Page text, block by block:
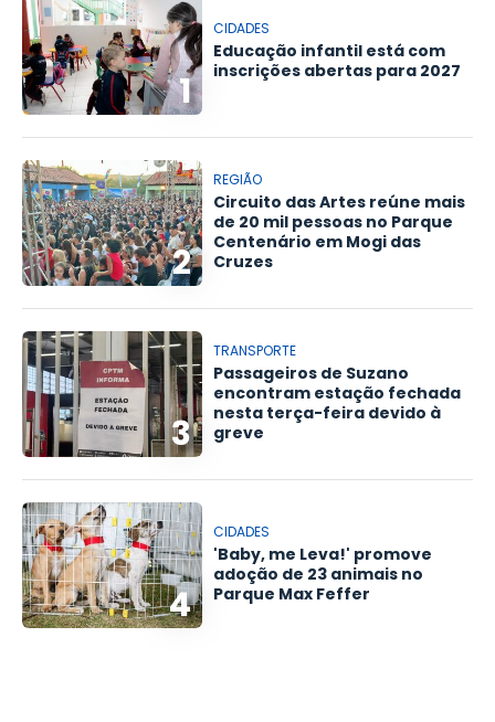
1
CIDADES
Educação infantil está com
inscrições abertas para 2027
2
REGIÃO
Circuito das Artes reúne mais
de 20 mil pessoas no Parque
Centenário em Mogi das
Cruzes
3
TRANSPORTE
Passageiros de Suzano
encontram estação fechada
nesta terça-feira devido à
greve
4
CIDADES
'Baby, me Leva!' promove
adoção de 23 animais no
Parque Max Feffer